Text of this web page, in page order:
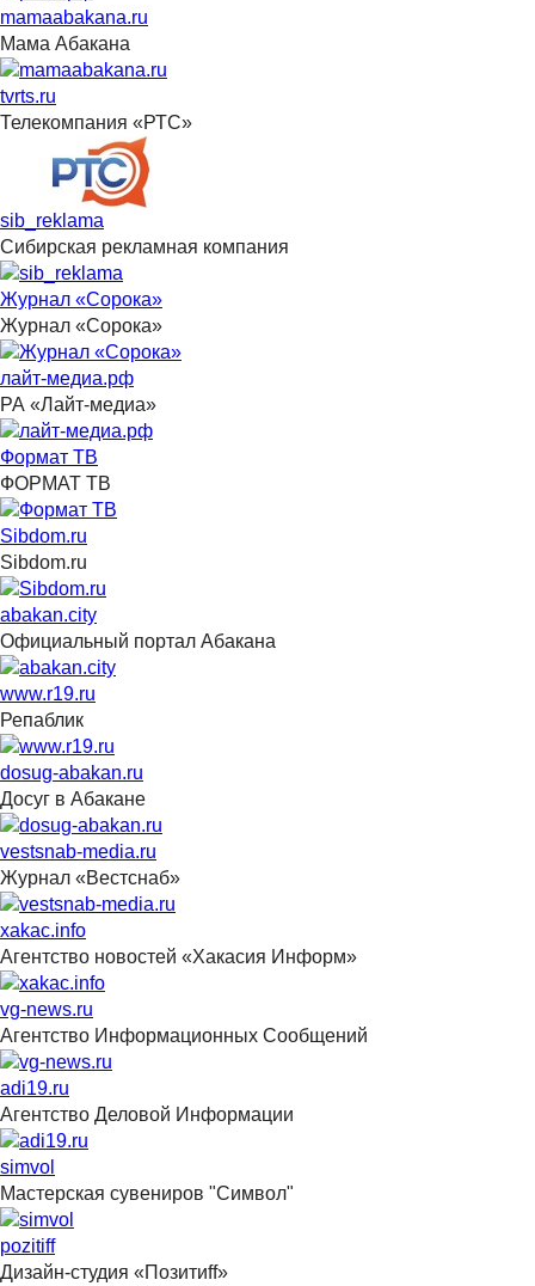
mamaabakana.ru
Мама Абакана
tvrts.ru
Телекомпания «РТС»
sib_reklama
Сибирская рекламная компания
Журнал «Сорока»
Журнал «Сорока»
лайт-медиа.рф
РА «Лайт-медиа»
Формат ТВ
ФОРМАТ ТВ
Sibdom.ru
Sibdom.ru
abakan.city
Официальный портал Абакана
www.r19.ru
Репаблик
dosug-abakan.ru
Досуг в Абакане
vestsnab-media.ru
Журнал «Вестснаб»
xakac.info
Агентство новостей «Хакасия Информ»
vg-news.ru
Агентство Информационных Сообщений
adi19.ru
Агентство Деловой Информации
simvol
Мастерская сувениров "Символ"
pozitiff
Дизайн-студия «Позитиff»